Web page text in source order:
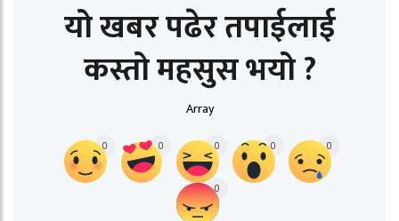
यो खबर पढेर तपाईलाई
कस्तो महसुस भयो ?
Array
0 0 0 0 0
0